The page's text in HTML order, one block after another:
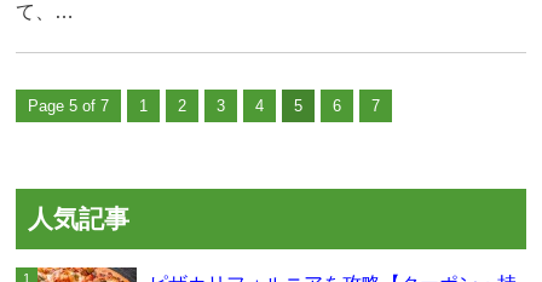
て、…
Page 5 of 7 1 2 3 4 5 6 7
人気記事